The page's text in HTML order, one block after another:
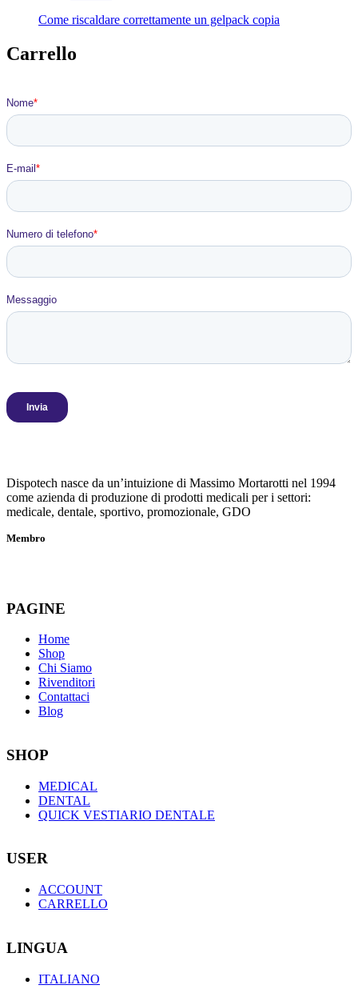
Come riscaldare correttamente un gelpack copia
Carrello
Dispotech nasce da un’intuizione di Massimo Mortarotti nel 1994
come azienda di produzione di prodotti medicali per i settori:
medicale, dentale, sportivo, promozionale, GDO
Membro
PAGINE
Home
Shop
Chi Siamo
Rivenditori
Contattaci
Blog
SHOP
MEDICAL
DENTAL
QUICK VESTIARIO DENTALE
USER
ACCOUNT
CARRELLO
LINGUA
ITALIANO